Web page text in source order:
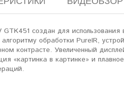
GTK451 создан для
обработки PureIR,
контрасте. Увеличенный
«картинка в картинке» и